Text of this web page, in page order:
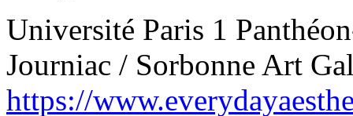
Université Paris 1
Journiac / Sorbonne Art
https://